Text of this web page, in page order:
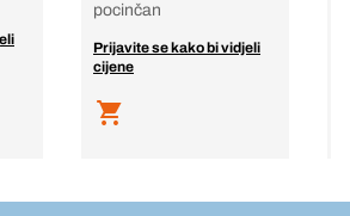
pocinčan
Prijavite se kako bi vidjeli
cijene